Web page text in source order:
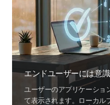
エンドユーザーには意識
ユーザーのアプリケーショ
て表示されます。ローカル